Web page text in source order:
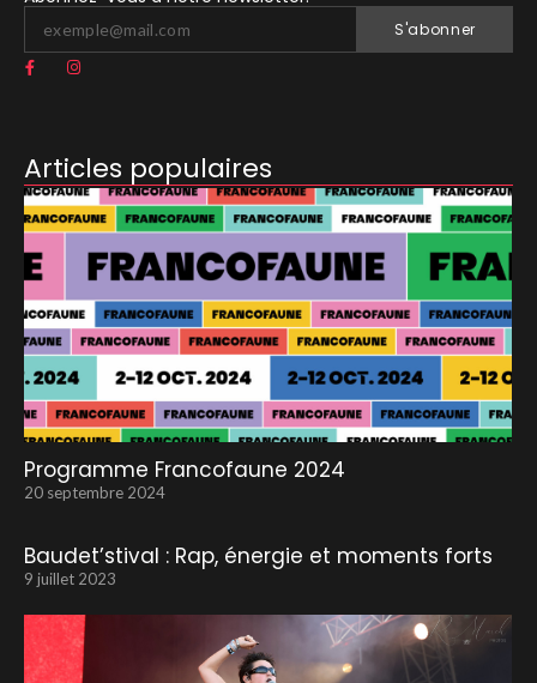
S'abonner
Articles populaires
Programme Francofaune 2024
20 septembre 2024
Baudet’stival : Rap, énergie et moments forts
9 juillet 2023